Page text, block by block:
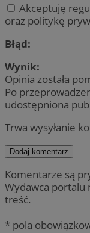
Akceptuję
oraz politykę
Błąd:
Wynik:
Opinia została
Po
udostępniona
Trwa wysyłanie
Dodaj komentarz
Komentarze są
Wydawca portalu
treść.
* pola